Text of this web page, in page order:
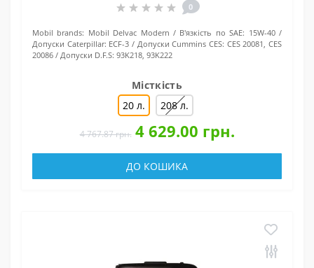
0
Mobil brands: Mobil Delvac Modern В'язкість по SAE: 15W-40
Допуски Caterpillar: ECF-3 Допуски Cummins CES: CES 20081, CES
20086
Допуски D.F.S: 93K218, 93K222
Місткість
20 л.
208 л.
4 767.87 грн. 4 629.00 грн.
ДО КОШИКА